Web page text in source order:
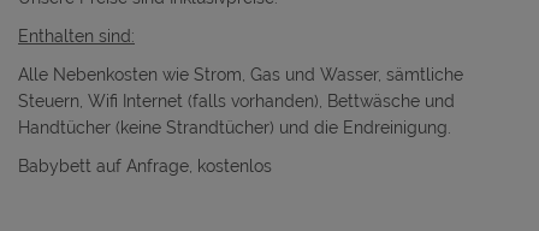
Enthalten sind:
Alle Nebenkosten wie Strom, Gas und Wasser, sämtliche
Steuern, Wifi Internet (falls vorhanden), Bettwäsche und
Handtücher (keine Strandtücher) und die Endreinigung.
Babybett auf Anfrage, kostenlos